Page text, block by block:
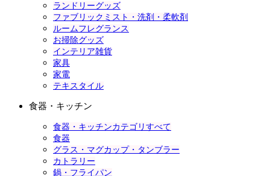
ランドリーグッズ
ファブリックミスト・洗剤・柔軟剤
ルームフレグランス
お掃除グッズ
インテリア雑貨
家具
家電
テキスタイル
食器・キッチン
食器・キッチンカテゴリすべて
食器
グラス・マグカップ・タンブラー
カトラリー
鍋・フライパン